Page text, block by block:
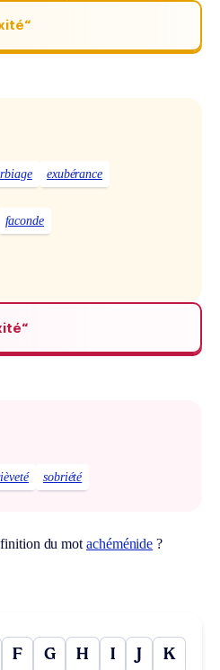
exubérance
faconde
sobriété
du mot achéménide ?
F G H I J K